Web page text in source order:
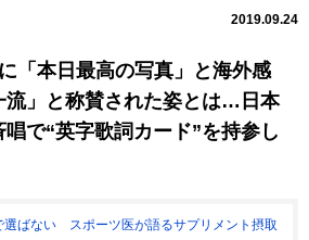
2019.09.24
「本日最高の写真」と海外感
」と称賛された姿とは…日本
で“英字歌詞カード”を持参し
選ばない スポーツ医が語るサプリメント摂取